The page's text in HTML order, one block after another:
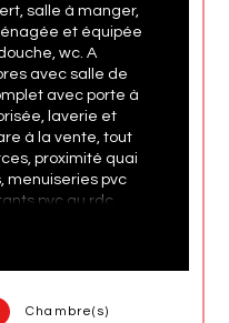
Chambre(s)
salle à manger,
et équipée
wc. A
avec salle de
avec porte à
laverie et
à la vente, tout
proximité quai
menuiseries pvc
pvc au rdc,
12 35